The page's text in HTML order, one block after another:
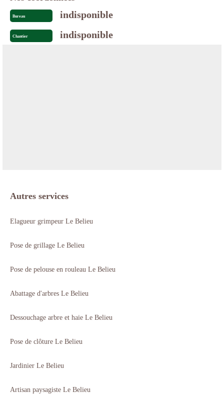
Bureau indisponible
Chantier indisponible
Autres services
Elagueur grimpeur Le Belieu
Pose de grillage Le Belieu
Pose de pelouse en rouleau Le Belieu
Abattage d'arbres Le Belieu
Dessouchage arbre et haie Le Belieu
Pose de clôture Le Belieu
Jardinier Le Belieu
Artisan paysagiste Le Belieu